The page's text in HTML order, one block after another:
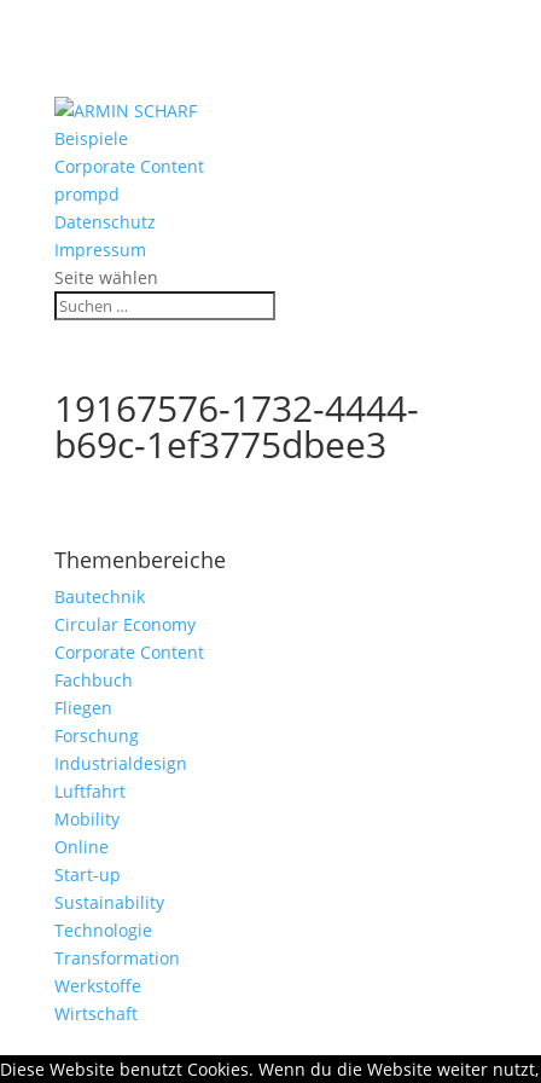
Beispiele
Corporate Content
prompd
Datenschutz
Impressum
Seite wählen
19167576-1732-4444-
b69c-1ef3775dbee3
Themenbereiche
Bautechnik
Circular Economy
Corporate Content
Fachbuch
Fliegen
Forschung
Industrialdesign
Luftfahrt
Mobility
Online
Start-up
Sustainability
Technologie
Transformation
Werkstoffe
Wirtschaft
Diese Website benutzt Cookies. Wenn du die Website weiter nutzt,